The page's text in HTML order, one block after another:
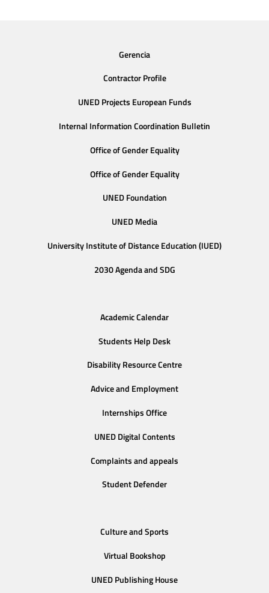
Gerencia
Contractor Profile
UNED Projects European Funds
Internal Information Coordination Bulletin
Office of Gender Equality
Office of Gender Equality
UNED Foundation
UNED Media
University Institute of Distance Education (IUED)
2030 Agenda and SDG
Academic Calendar
Students Help Desk
Disability Resource Centre
Advice and Employment
Internships Office
UNED Digital Contents
Complaints and appeals
Student Defender
Culture and Sports
Virtual Bookshop
UNED Publishing House